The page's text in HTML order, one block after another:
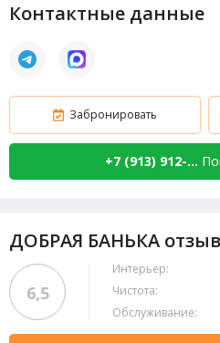
Контактные данные
Забронировать
+7 (913) 912-...
ДОБРАЯ БАНЬКА
6,5
Интерьер:
Чистота:
Обслуживание: